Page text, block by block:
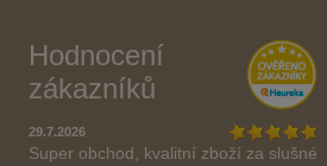
Hodnocení
zákazníků
29.7.2026
Super obchod, kvalitní zboží za slušné